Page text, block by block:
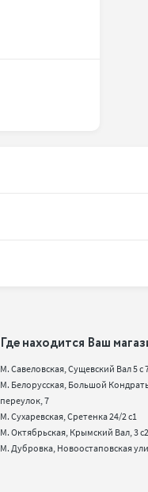
Где находится Ваш
М. Савеловская, Сущевский Вал 5 с
М. Белорусская, Большой
переулок, 7
М. Сухаревская, Сретенка 24/2 с1
М. Октябрьская, Крымский Вал, 3 с2